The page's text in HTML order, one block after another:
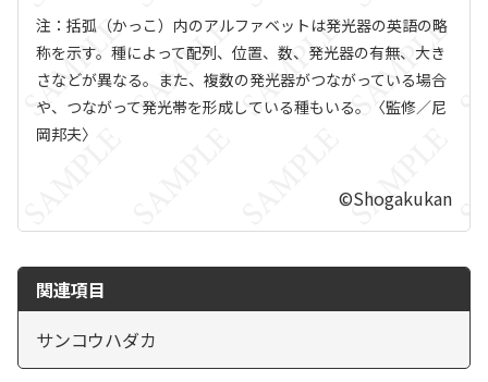
注：括弧（かっこ）内のアルファベットは発光器の英語の略
称を示す。種によって配列、位置、数、発光器の有無、大き
さなどが異なる。また、複数の発光器がつながっている場合
や、つながって発光帯を形成している種もいる。〈監修／尼
岡邦夫〉
©Shogakukan
関連項目
サンコウハダカ